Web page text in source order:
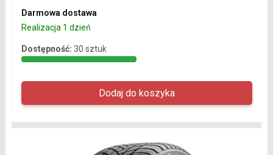
Darmowa dostawa
Realizacja 1 dzień
Dostępność: 30 sztuk